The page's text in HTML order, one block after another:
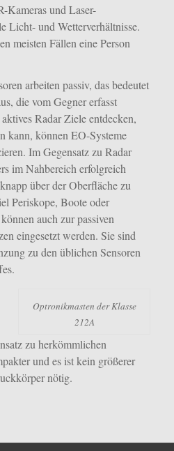
Kameras und Laser-
Licht- und Wetterverhältnisse.
meisten Fällen eine Person
arbeiten passiv, das bedeutet
die vom Gegner erfasst
Radar Ziele entdecken,
kann, können EO-Systeme
Im Gegensatz zu Radar
im Nahbereich erfolgreich
über der Oberfläche zu
Periskope, Boote oder
auch zur passiven
eingesetzt werden. Sie sind
zu den üblichen Sensoren
Optronikmasten der Klasse
212A
zu herkömmlichen
und es ist kein größerer
nötig.